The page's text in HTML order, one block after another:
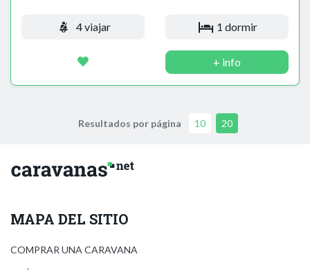
4 viajar 1 dormir
+ info
Resultados por página 10 20
MAPA DEL SITIO
COMPRAR UNA CARAVANA